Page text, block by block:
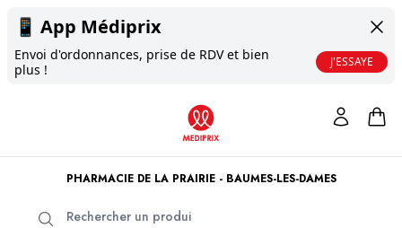
📱 App Médiprix
Envoi d'ordonnances, prise de RDV et bien
plus !
J'ESSAYE
PHARMACIE DE LA PRAIRIE - BAUMES-LES-DAMES